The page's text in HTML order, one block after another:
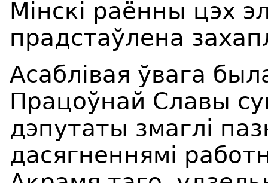
Мінскі раённы цэх
прадстаўлена
Асаблівая ўвага
Працоўнай Славы
дэпутаты змаглі
дасягненнямі